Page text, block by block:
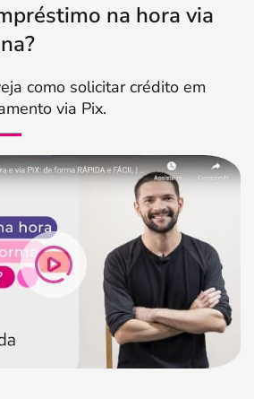
na hora via
como solicitar crédito em
via Pix.